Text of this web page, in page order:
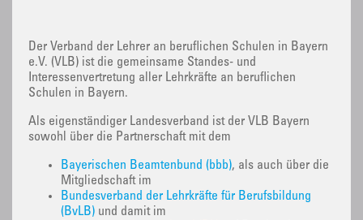
Der Verband der Lehrer an beruflichen Schulen in Bayern
e.V. (VLB) ist die gemeinsame Standes- und
Interessenvertretung aller Lehrkräfte an beruflichen
Schulen in Bayern.
Als eigenständiger Landesverband ist der VLB Bayern
sowohl über die Partnerschaft mit dem
Bayerischen Beamtenbund (bbb), als auch über die
Mitgliedschaft im
Bundesverband der Lehrkräfte für Berufsbildung
(BvLB) und damit im